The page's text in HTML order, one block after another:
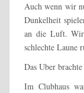
Auch wenn wir
Dunkelheit
an die Luft. Wir
schlechte Laune
Das Uber
Im Clubhaus